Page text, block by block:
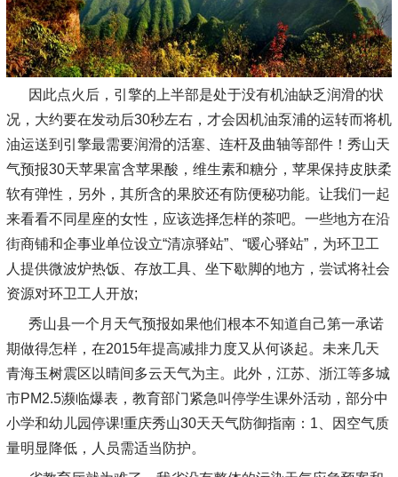
因此点火后，引擎的上半部是处于没有机油缺乏润滑的状
况，大约要在发动后30秒左右，才会因机油泵浦的运转而将机
油运送到引擎最需要润滑的活塞、连杆及曲轴等部件！秀山天
气预报30天苹果富含苹果酸，维生素和糖分，苹果保持皮肤柔
软有弹性，另外，其所含的果胶还有防便秘功能。让我们一起
来看看不同星座的女性，应该选择怎样的茶吧。一些地方在沿
街商铺和企事业单位设立“清凉驿站”、“暖心驿站”，为环卫工
人提供微波炉热饭、存放工具、坐下歇脚的地方，尝试将社会
资源对环卫工人开放;
秀山县一个月天气预报如果他们根本不知道自己第一承诺
期做得怎样，在2015年提高减排力度又从何谈起。未来几天
青海玉树震区以晴间多云天气为主。此外，江苏、浙江等多城
市PM2.5濒临爆表，教育部门紧急叫停学生课外活动，部分中
小学和幼儿园停课!重庆秀山30天天气防御指南：1、因空气质
量明显降低，人员需适当防护。